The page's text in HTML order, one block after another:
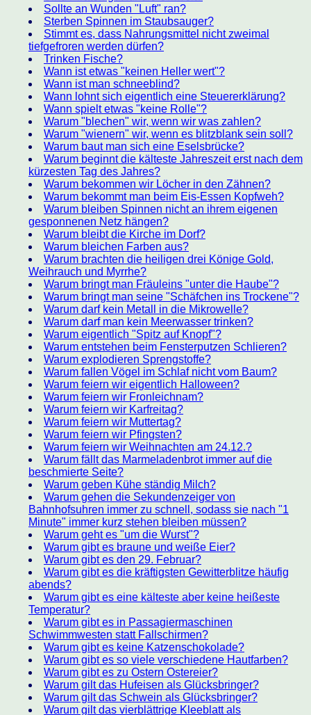
Sollte an Wunden "Luft" ran?
Sterben Spinnen im Staubsauger?
Stimmt es, dass Nahrungsmittel nicht zweimal
tiefgefroren werden dürfen?
Trinken Fische?
Wann ist etwas "keinen Heller wert"?
Wann ist man schneeblind?
Wann lohnt sich eigentlich eine Steuererklärung?
Wann spielt etwas "keine Rolle"?
Warum "blechen" wir, wenn wir was zahlen?
Warum "wienern" wir, wenn es blitzblank sein soll?
Warum baut man sich eine Eselsbrücke?
Warum beginnt die kälteste Jahreszeit erst nach dem
kürzesten Tag des Jahres?
Warum bekommen wir Löcher in den Zähnen?
Warum bekommt man beim Eis-Essen Kopfweh?
Warum bleiben Spinnen nicht an ihrem eigenen
gesponnenen Netz hängen?
Warum bleibt die Kirche im Dorf?
Warum bleichen Farben aus?
Warum brachten die heiligen drei Könige Gold,
Weihrauch und Myrrhe?
Warum bringt man Fräuleins "unter die Haube"?
Warum bringt man seine "Schäfchen ins Trockene"?
Warum darf kein Metall in die Mikrowelle?
Warum darf man kein Meerwasser trinken?
Warum eigentlich "Spitz auf Knopf"?
Warum entstehen beim Fensterputzen Schlieren?
Warum explodieren Sprengstoffe?
Warum fallen Vögel im Schlaf nicht vom Baum?
Warum feiern wir eigentlich Halloween?
Warum feiern wir Fronleichnam?
Warum feiern wir Karfreitag?
Warum feiern wir Muttertag?
Warum feiern wir Pfingsten?
Warum feiern wir Weihnachten am 24.12.?
Warum fällt das Marmeladenbrot immer auf die
beschmierte Seite?
Warum geben Kühe ständig Milch?
Warum gehen die Sekundenzeiger von
Bahnhofsuhren immer zu schnell, sodass sie nach "1
Minute" immer kurz stehen bleiben müssen?
Warum geht es "um die Wurst"?
Warum gibt es braune und weiße Eier?
Warum gibt es den 29. Februar?
Warum gibt es die kräftigsten Gewitterblitze häufig
abends?
Warum gibt es eine kälteste aber keine heißeste
Temperatur?
Warum gibt es in Passagiermaschinen
Schwimmwesten statt Fallschirmen?
Warum gibt es keine Katzenschokolade?
Warum gibt es so viele verschiedene Hautfarben?
Warum gibt es zu Ostern Ostereier?
Warum gilt das Hufeisen als Glücksbringer?
Warum gilt das Schwein als Glücksbringer?
Warum gilt das vierblättrige Kleeblatt als